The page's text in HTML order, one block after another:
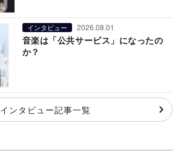
インタビュー 2026.08.01
音楽は「公共サービス」になったの
か？
インタビュー記事一覧